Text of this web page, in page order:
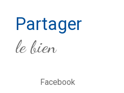
partager
le bien
Facebook